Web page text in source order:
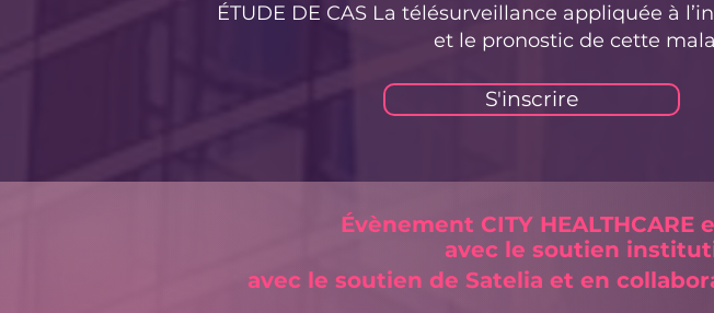
ÉTUDE DE CAS La télésurveillance appliquée à
et le pronostic de cette
S'inscrire
Évènement CITY HEALTHCARE
avec le soutien
avec le soutien de Satelia et en